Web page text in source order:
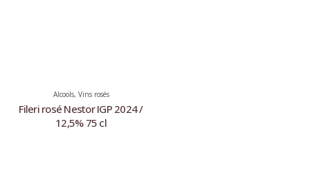
Alcools, Vins rosés
Fileri rosé Nestor IGP 2024 /
12,5% 75 cl